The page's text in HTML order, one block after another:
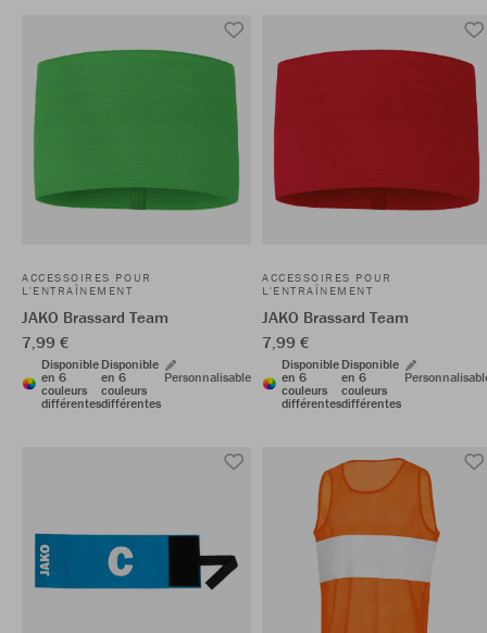
ACCESSOIRES POUR
L'ENTRAÎNEMENT
JAKO Brassard Team
7,99 €
Disponible
en 6
couleurs
différentes
Disponible
en 6
couleurs
différentes
Personnalisable
ACCESSOIRES POUR
L'ENTRAÎNEMENT
JAKO Brassard Team
7,99 €
Disponible
en 6
couleurs
différentes
Disponible
en 6
couleurs
différentes